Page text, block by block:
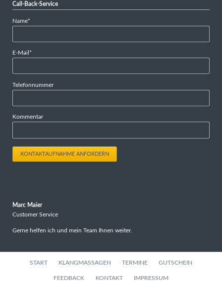
Call-Back-Service
Pflichtfeld
Name*
Pflichtfeld
E-Mail *
Telefonnummer
Kommentar
KONTAKTAUFNAHME ANFORDERN
Marc Maier
Customer Service
Gerne helfen ich und mein Team Ihnen weiter.
START KLANGMASSAGEN TERMINE GUTSCHEIN
FEEDBACK KONTAKT IMPRESSUM